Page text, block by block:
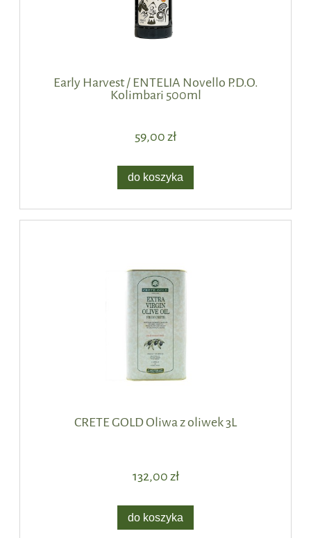
Early Harvest / ENTELIA Novello P.D.O.
Kolimbari 500ml
59,00 zł
do koszyka
CRETE GOLD Oliwa z oliwek 3L
132,00 zł
do koszyka